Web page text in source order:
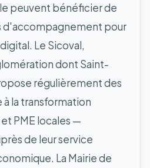
peuvent bénéficier de
d'accompagnement pour
Le Sicoval,
dont Saint-
régulièrement des
la transformation
PME locales —
de leur service
La Mairie de